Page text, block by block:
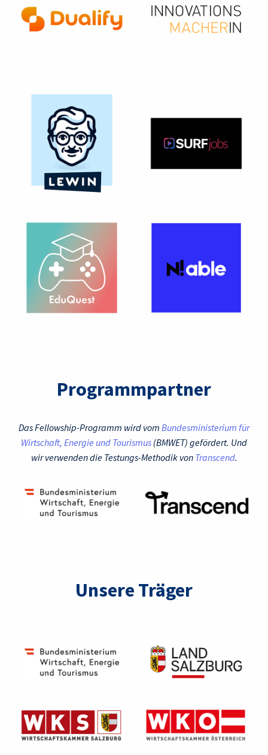
Programmpartner
Das Fellowship-Programm wird vom Bundesministerium für
Wirtschaft, Energie und Tourismus (BMWET) gefördert. Und
wir verwenden die Testungs-Methodik von Transcend.
Unsere Träger